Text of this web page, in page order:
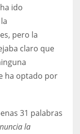
ido
pero la
claro que
ha optado por
31 palabras
la